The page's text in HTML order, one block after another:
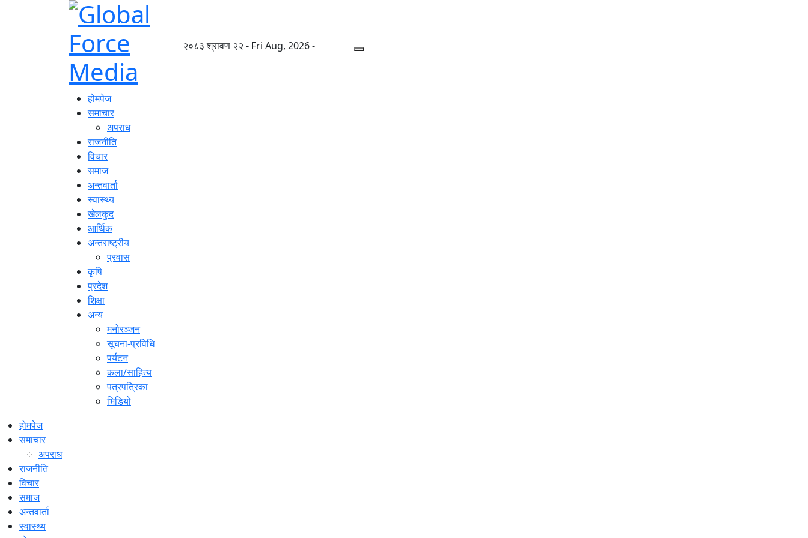
२०८३ श्रावण २२ - Fri Aug, 2026 -
होमपेज
समाचार
अपराध
राजनीति
विचार
समाज
अन्तवार्ता
स्वास्थ्य
खेलकुद
आर्थिक
अन्तराष्ट्रीय
प्रवास
कृषि
प्रदेश
शिक्षा
अन्य
मनोरञ्जन
सूचना-प्रविधि
पर्यटन
कला/साहित्य
पत्रपत्रिका
भिडियो
होमपेज
समाचार
अपराध
राजनीति
विचार
समाज
अन्तवार्ता
स्वास्थ्य